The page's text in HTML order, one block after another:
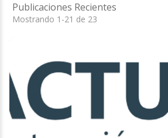
Publicaciones Recientes
Mostrando 1-21 de 23